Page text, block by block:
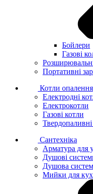
Бойлери
Газові
Портативні
Котли опалення
Електродні
Електрокотли
Газові котли
Сантехніка
Арматура для
Душові
Душова
Мийки для